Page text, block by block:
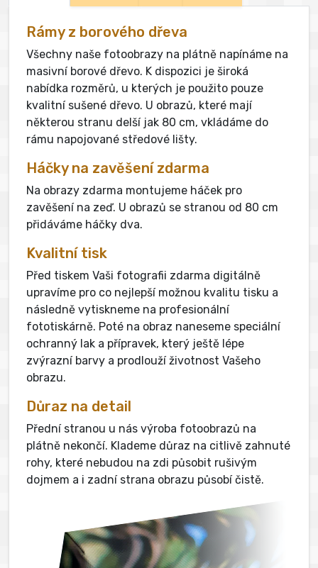
Rámy z borového dřeva
Všechny naše fotoobrazy na plátně napínáme na
masivní borové dřevo. K dispozici je široká
nabídka rozměrů, u kterých je použito pouze
kvalitní sušené dřevo. U obrazů, které mají
některou stranu delší jak 80 cm, vkládáme do
rámu napojované středové lišty.
Háčky na zavěšení zdarma
Na obrazy zdarma montujeme háček pro
zavěšení na zeď. U obrazů se stranou od 80 cm
přidáváme háčky dva.
Kvalitní tisk
Před tiskem Vaši fotografii zdarma digitálně
upravíme pro co nejlepší možnou kvalitu tisku a
následně vytiskneme na profesionální
fototiskárně. Poté na obraz naneseme speciální
ochranný lak a přípravek, který ještě lépe
zvýrazní barvy a prodlouží životnost Vašeho
obrazu.
Důraz na detail
Přední stranou u nás výroba fotoobrazů na
plátně nekončí. Klademe důraz na citlivě zahnuté
rohy, které nebudou na zdi působit rušivým
dojmem a i zadní strana obrazu působí čistě.